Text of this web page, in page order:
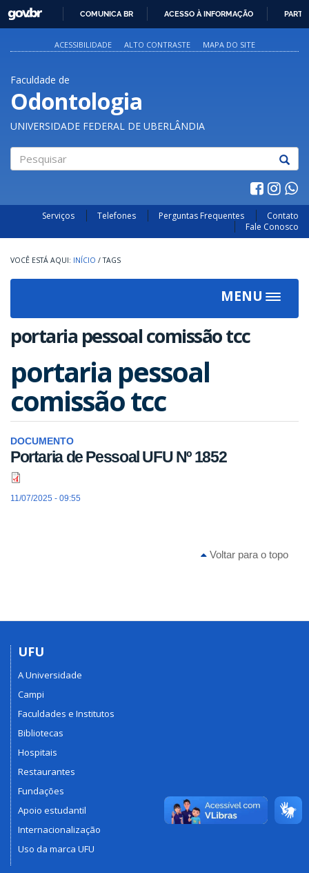
PARA
O
GOVBR
COMUNICA BR ACESSO À INFORMAÇÃO
ACESSIBILIDADE ALTO CONTRASTE MAPA DO SITE
Faculdade de
Odontologia
UNIVERSIDADE FEDERAL DE UBERLÂNDIA
Serviços Telefones Perguntas Frequentes
Contato
Fale Conosco
INÍCIO / TAGS
MENU
Toggle
portaria pessoal comissão tcc
portaria pessoal
comissão tcc
DOCUMENTO
Portaria de Pessoal UFU Nº 1852
11/07/2025 - 09:55
Voltar para o topo
UFU
A Universidade
Campi
Faculdades e Institutos
Bibliotecas
Hospitais
Restaurantes
Fundações
Apoio estudantil
Internacionalização
Uso da marca UFU